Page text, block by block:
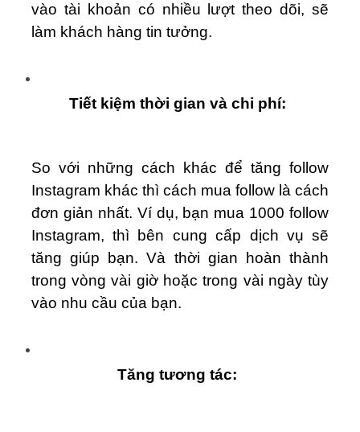
vào tài khoản có nhiều lượt theo dõi, sẽ
làm khách hàng tin tưởng.
Tiết kiệm thời gian và chi phí:
So với những cách khác để tăng follow
Instagram khác thì cách mua follow là cách
đơn giản nhất. Ví dụ, bạn mua 1000 follow
Instagram, thì bên cung cấp dịch vụ sẽ
tăng giúp bạn. Và thời gian hoàn thành
trong vòng vài giờ hoặc trong vài ngày tùy
vào nhu cầu của bạn.
Tăng tương tác: